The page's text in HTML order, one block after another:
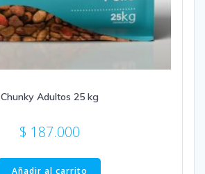
Chunky Adultos 25 kg
$ 187.000
Añadir al carrito